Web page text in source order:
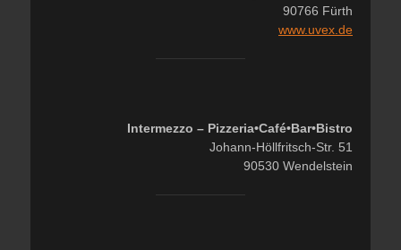
90766 Fürth
www.uvex.de
Intermezzo – Pizzeria•Café•Bar•Bistro
Johann-Höllfritsch-Str. 51
90530 Wendelstein